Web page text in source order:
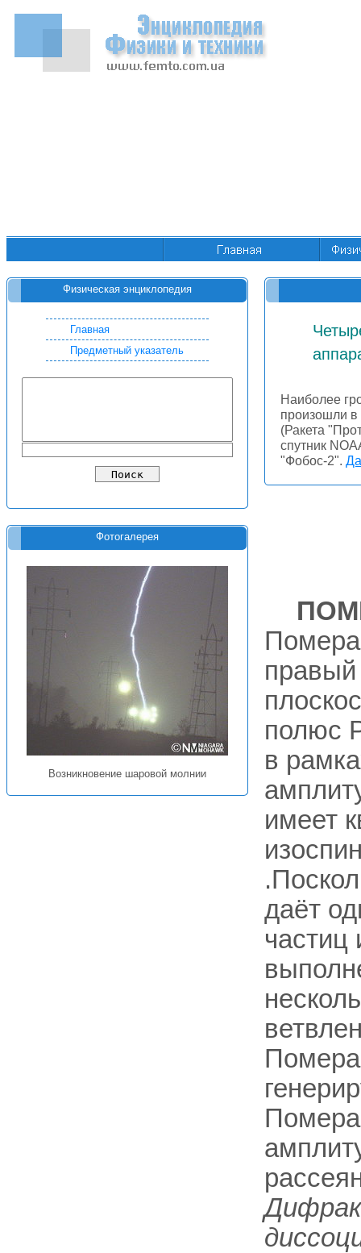
Физическая энциклопедия
Главная
Предметный указатель
Фотогалерея
Возникновение шаровой молнии
Наиболее
произошли в
(Ракета
спутник
"Фобос-2".
правый
полюс
в
имеет
даёт
частиц